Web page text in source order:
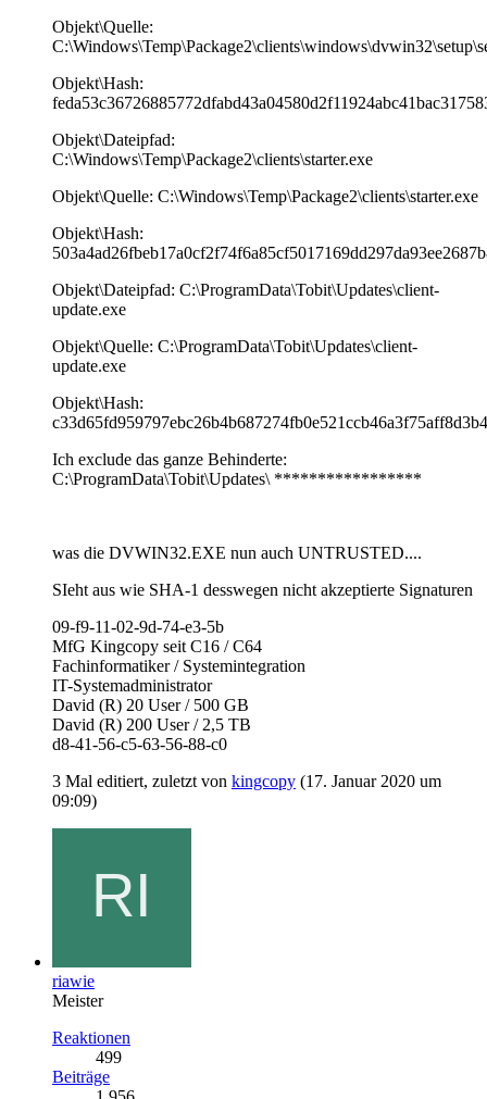
Objekt\Quelle:
Objekt\Hash:
Objekt\Dateipfad:
C:\Windows\Temp\Package2\clients\starter.exe
Objekt\Quelle: C:\Windows\Temp\Package2\clients\starter.exe
Objekt\Hash:
Objekt\Dateipfad: C:\ProgramData\Tobit\Updates\client-
update.exe
Objekt\Quelle: C:\ProgramData\Tobit\Updates\client-
update.exe
Objekt\Hash:
Ich exclude das ganze Behinderte:
C:\ProgramData\Tobit\Updates\ *****************
was die DVWIN32.EXE nun auch UNTRUSTED....
SIeht aus wie SHA-1 desswegen nicht akzeptierte Signaturen
09-f9-11-02-9d-74-e3-5b
MfG Kingcopy seit C16 / C64
Fachinformatiker / Systemintegration
IT-Systemadministrator
David (R) 20 User / 500 GB
David (R) 200 User / 2,5 TB
d8-41-56-c5-63-56-88-c0
3 Mal editiert, zuletzt von kingcopy (17. Januar 2020 um
09:09)
riawie
Meister
Reaktionen
499
Beiträge